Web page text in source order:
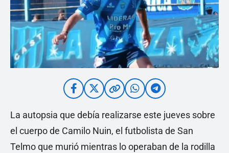
La autopsia que debía realizarse este jueves sobre
el cuerpo de Camilo Nuin, el futbolista de San
Telmo que murió mientras lo operaban de la rodilla